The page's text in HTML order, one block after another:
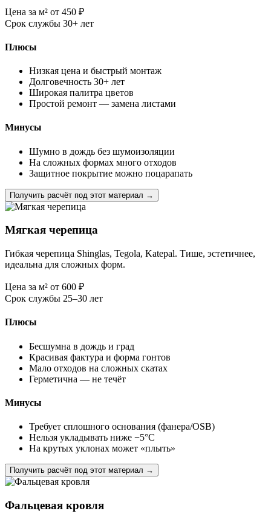
Цена за м² от 450 ₽
Срок службы 30+ лет
Плюсы
Низкая цена и быстрый монтаж
Долговечность 30+ лет
Широкая палитра цветов
Простой ремонт — замена листами
Минусы
Шумно в дождь без шумоизоляции
На сложных формах много отходов
Защитное покрытие можно поцарапать
Получить расчёт под этот материал →
Мягкая черепица
Гибкая черепица Shinglas, Tegola, Katepal. Тише, эстетичнее,
идеальна для сложных форм.
Цена за м² от 600 ₽
Срок службы 25–30 лет
Плюсы
Бесшумна в дождь и град
Красивая фактура и форма гонтов
Мало отходов на сложных скатах
Герметична — не течёт
Минусы
Требует сплошного основания (фанера/OSB)
Нельзя укладывать ниже −5°C
На крутых уклонах может «плыть»
Получить расчёт под этот материал →
Фальцевая кровля